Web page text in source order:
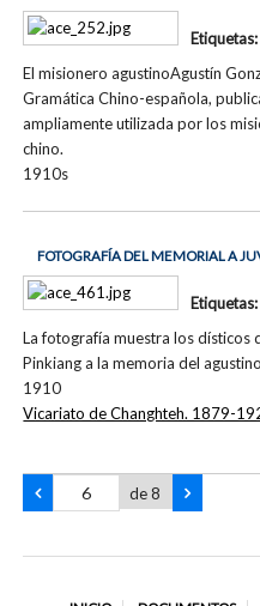
El misionero agustinoAgustín
Gramática Chino-española,
ampliamente utilizada por los
chino.
1910s
Etiquetas:
FOTOGRAFÍA DEL MEMORIAL A
La fotografía muestra los
Pinkiang a la memoria del
1910
Etiquetas:
Vicariato de Changhteh. 1879-
de 8